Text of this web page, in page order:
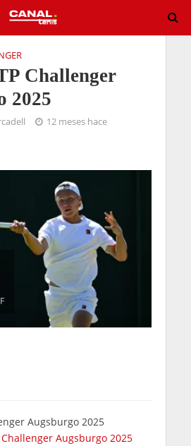
Challenger
2025
12 meses hace
Augsburgo 2025
Augsburgo 2025